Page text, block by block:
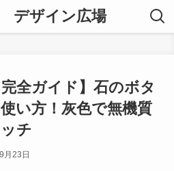
デザイン広場
完全ガイド】石のボタ
い方！灰色で無機質
チ
月23日